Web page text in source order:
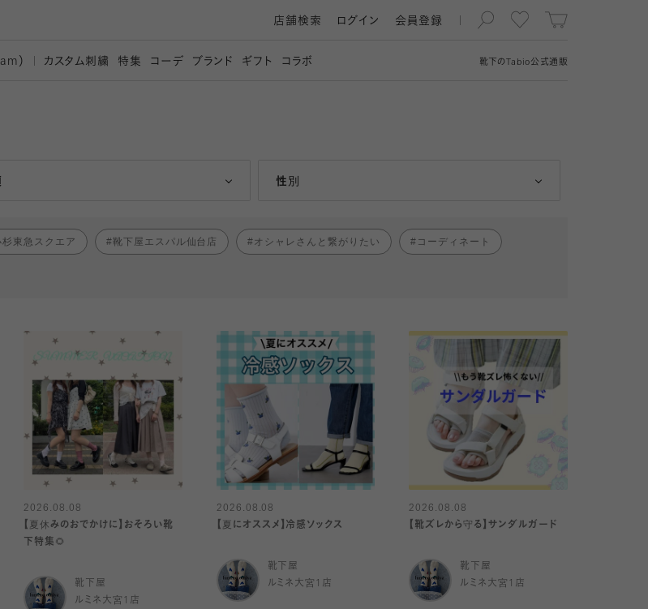
靴下の Tabio公式通販
店舗検索 ログイン 会員登録
） カスタム刺繍 特集 コーデ ブランド ギフト コラボ
キング順 性別
女性
東急スクエア 靴下屋エスパル仙台店 オシャレさんと繋がりたい コーディネート
2026.08.08
【夏休みのおでかけに】おそろい靴
下特集🌻
靴下屋
ルミネ大宮1店
2026.08.08
【夏にオススメ】冷感ソックス
靴下屋
ルミネ大宮1店
2026.08.08
【靴ズレから守る】サンダルガード
靴下屋
ルミネ大宮1店